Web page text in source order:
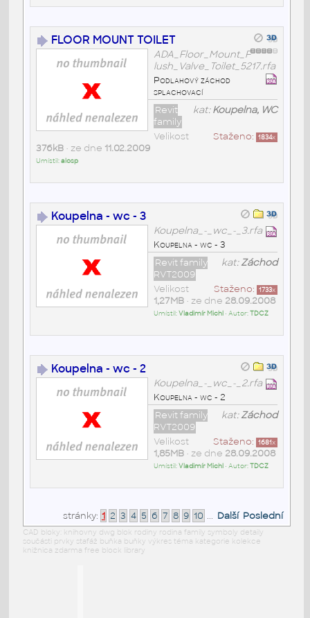
FLOOR MOUNT TOILET
ADA_Floor_Mount_F
lush_Valve_Toilet_5217.rfa
Podlahový záchod
splachovací
kat:Koupelna, WC
Revit
family
Staženo: 1834x
Velikost
376kB• ze dne 11.02.2009
Umístil:alosp
Koupelna - wc - 3
Koupelna_-_wc_-_3.rfa
Koupelna - wc - 3
kat:Záchod
Revit family
RVT2009
Staženo: 1733x
Velikost
1,27MB• ze dne 28.09.2008
Umístil:Vladimír Michl • Autor:TDCZ
Koupelna - wc - 2
Koupelna_-_wc_-_2.rfa
Koupelna - wc - 2
kat:Záchod
Revit family
RVT2009
Staženo: 1681x
Velikost
1,85MB• ze dne 28.09.2008
Umístil:Vladimír Michl • Autor:TDCZ
stránky: 1 2 3 4 5 6 7 8 9 10 ... Další Poslední
CAD bloky: knihovny dwg blok rodiny rodina family symboly detaily
součásti prvky stafáž buňka buňky výkres téma kategorie kolekce
knižnica zdarma free block library